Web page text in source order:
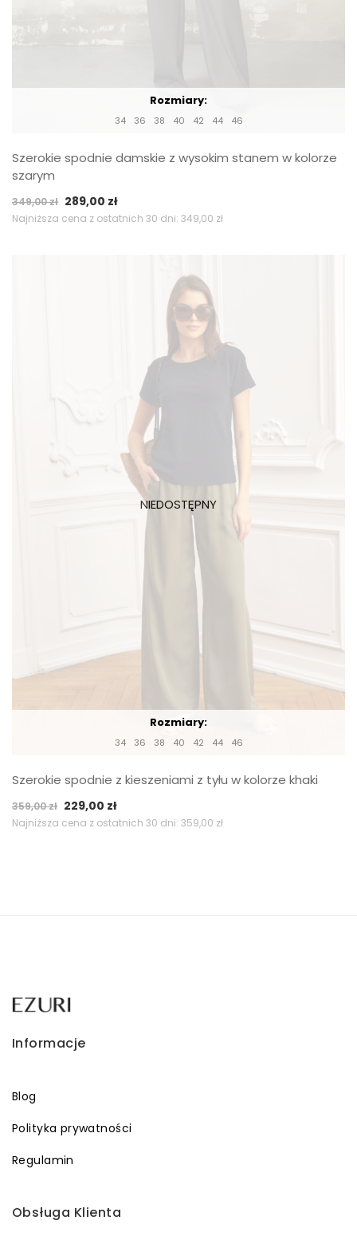
Rozmiary:
34 36 38 40 42 44 46
Szerokie spodnie damskie z wysokim stanem w kolorze
szarym
349,00zł Pierwotna
cena
289,00 złAktualna
cena
Najniższa cena z ostatnich 30 dni: 349,00 zł
Rozmiary:
34 36 38 40 42 44 46
Szerokie spodnie z kieszeniami z tyłu w kolorze khaki
359,00zł Pierwotna
cena
229,00 złAktualna
cena
Najniższa cena z ostatnich 30 dni: 359,00 zł
Informacje
Blog
Polityka prywatności
Regulamin
Obsługa Klienta